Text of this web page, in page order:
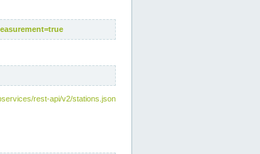
rest-api/v2/stations.json